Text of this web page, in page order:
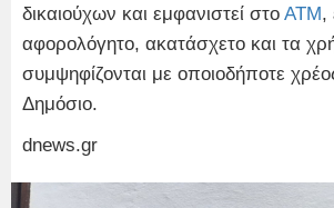
δικαιούχων και εμφανιστεί στο ΑΤΜ,
αφορολόγητο, ακατάσχετο και τα
συμψηφίζονται με οποιοδήποτε
Δημόσιο.
dnews.gr